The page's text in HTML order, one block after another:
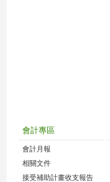
會計專區
會計月報
相關文件
接受補助計畫收支報告